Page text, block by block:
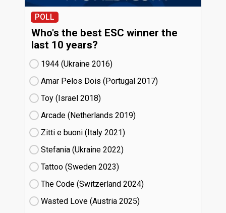
POLL
Who's the best ESC winner the
last 10 years?
1944 (Ukraine
16)
Amar Pelos Dois (Portugal
17)
Toy (Israel
18)
Arcade (Netherlands
19)
Zitti e buoni​ (Italy
21)
Stefania (Ukraine
22)
Tattoo (Sweden
23)
The Code (Switzerland
24)
Wasted Love (Austria
25)